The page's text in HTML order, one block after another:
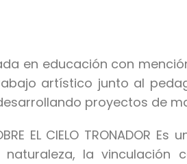
en educación con
artístico junto al
proyectos de
EL CIELO TRONADOR
la vinculación